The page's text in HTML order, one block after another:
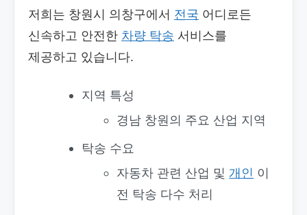
저희는 창원시 의창구에서 전국 어디로든
신속하고 안전한 차량 탁송 서비스를
제공하고 있습니다.
지역 특성
경남 창원의 주요 산업 지역
탁송 수요
자동차 관련 산업 및 개인 이
전 탁송 다수 처리